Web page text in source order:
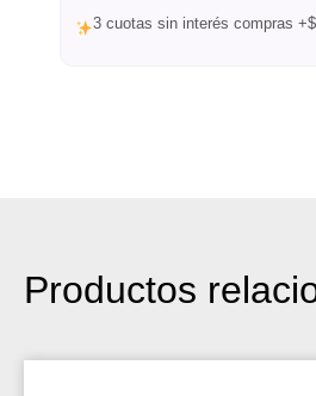
3 cuotas sin interés compras
Productos